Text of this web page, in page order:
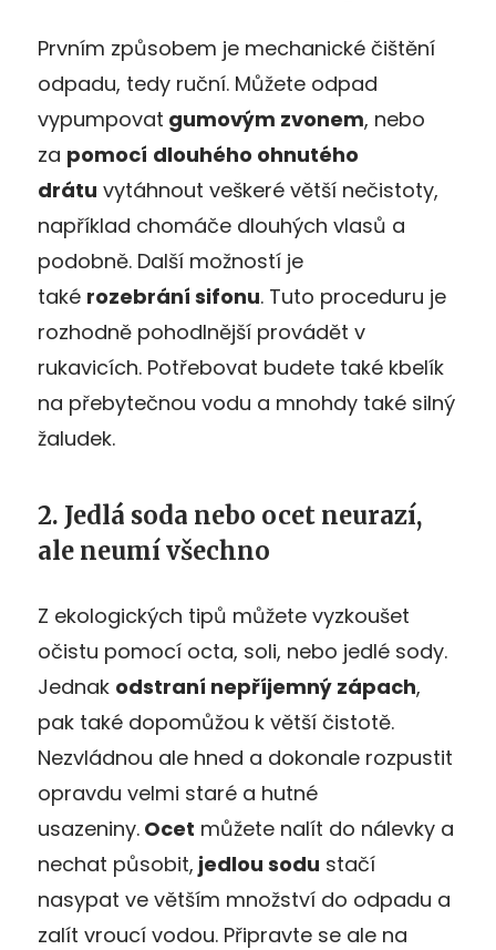
Prvním způsobem je mechanické čištění
odpadu, tedy ruční. Můžete odpad
vypumpovat gumovým zvonem, nebo
za pomocí dlouhého ohnutého
drátu vytáhnout veškeré větší nečistoty,
například chomáče dlouhých vlasů a
podobně. Další možností je
také rozebrání sifonu. Tuto proceduru je
rozhodně pohodlnější provádět v
rukavicích. Potřebovat budete také kbelík
na přebytečnou vodu a mnohdy také silný
žaludek.
2. Jedlá soda nebo ocet neurazí,
ale neumí všechno
Z ekologických tipů můžete vyzkoušet
očistu pomocí octa, soli, nebo jedlé sody.
Jednak odstraní nepříjemný zápach,
pak také dopomůžou k větší čistotě.
Nezvládnou ale hned a dokonale rozpustit
opravdu velmi staré a hutné
usazeniny. Ocet můžete nalít do nálevky a
nechat působit, jedlou sodu stačí
nasypat ve větším množství do odpadu a
zalít vroucí vodou. Připravte se ale na